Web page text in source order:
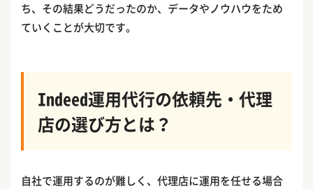
ち、その結果どうだったのか、データやノウハウをため
ていくことが大切です。
Indeed運用代行の依頼先・代理
店の選び方とは？
自社で運用するのが難しく、代理店に運用を任せる場合